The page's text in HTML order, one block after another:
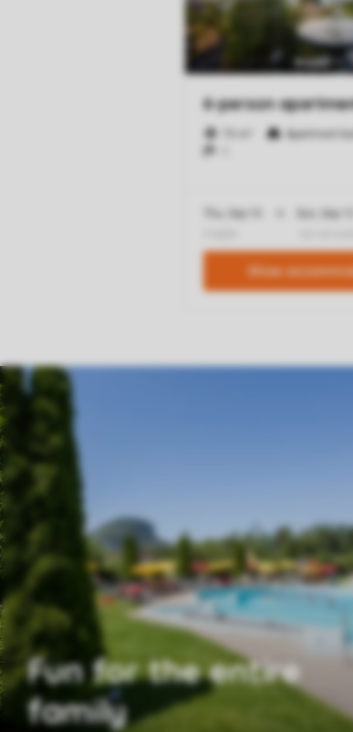
Fun for the entire
family